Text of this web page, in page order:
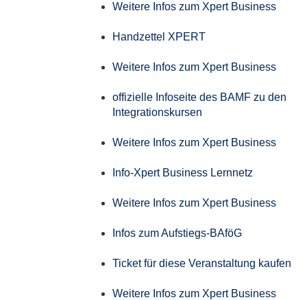
Weitere Infos zum Xpert Business
Handzettel XPERT
Weitere Infos zum Xpert Business
offizielle Infoseite des BAMF zu den
Integrationskursen
Weitere Infos zum Xpert Business
Info-Xpert Business Lernnetz
Weitere Infos zum Xpert Business
Infos zum Aufstiegs-BAföG
Ticket für diese Veranstaltung kaufen
Weitere Infos zum Xpert Business